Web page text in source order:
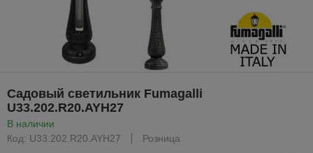
Садовый светильник Fumagalli
U33.202.R20.AYH27
В наличии
Код: U33.202.R20.AYH27
Розница